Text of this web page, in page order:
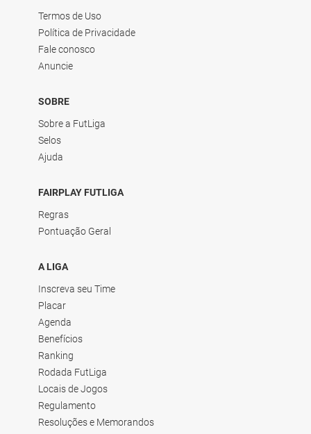
Termos de Uso
Política de Privacidade
Fale conosco
Anuncie
SOBRE
Sobre a FutLiga
Selos
Ajuda
FAIRPLAY FUTLIGA
Regras
Pontuação Geral
A LIGA
Inscreva seu Time
Placar
Agenda
Benefícios
Ranking
Rodada FutLiga
Locais de Jogos
Regulamento
Resoluções e Memorandos